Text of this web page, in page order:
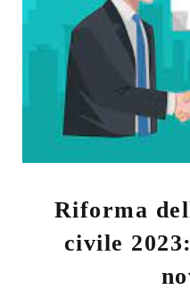
Riforma
civile